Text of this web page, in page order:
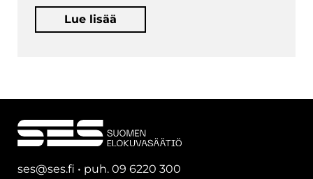
Lue lisää
ses@ses.fi • puh. 09 6220 300